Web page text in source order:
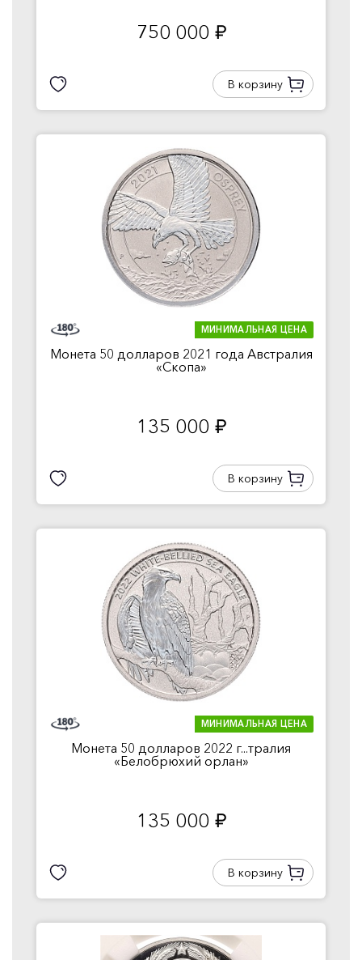
750 000 руб.
В корзину
МИНИМАЛЬНАЯ ЦЕНА
Монета 50 долларов 2021 года Австралия
«Скопа»
135 000 руб.
В корзину
МИНИМАЛЬНАЯ ЦЕНА
Монета 50 долларов 2022 г...тралия
«Белобрюхий орлан»
135 000 руб.
В корзину